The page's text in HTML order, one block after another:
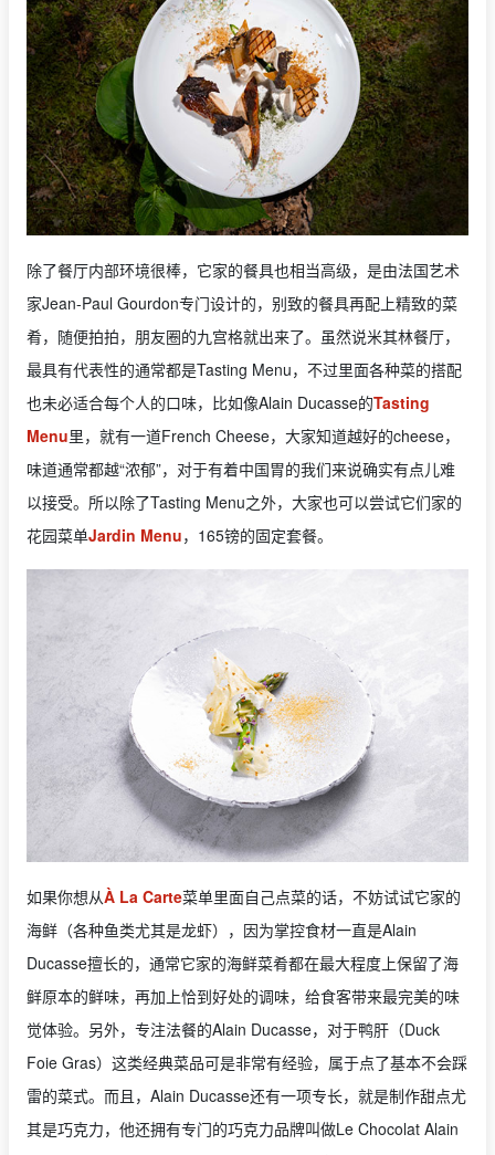
除了餐厅内部环境很棒，它家的餐具也相当高级，是由法国艺术
家Jean-Paul Gourdon专门设计的，别致的餐具再配上精致的菜
肴，随便拍拍，朋友圈的九宫格就出来了。虽然说米其林餐厅，
最具有代表性的通常都是Tasting Menu，不过里面各种菜的搭配
也未必适合每个人的口味，比如像Alain Ducasse的Tasting
Menu里，就有一道French Cheese，大家知道越好的cheese，
味道通常都越“浓郁”，对于有着中国胃的我们来说确实有点儿难
以接受。所以除了Tasting Menu之外，大家也可以尝试它们家的
花园菜单Jardin Menu，165镑的固定套餐。
如果你想从À La Carte菜单里面自己点菜的话，不妨试试它家的
海鲜（各种鱼类尤其是龙虾），因为掌控食材一直是Alain
Ducasse擅长的，通常它家的海鲜菜肴都在最大程度上保留了海
鲜原本的鲜味，再加上恰到好处的调味，给食客带来最完美的味
觉体验。另外，专注法餐的Alain Ducasse，对于鸭肝（Duck
Foie Gras）这类经典菜品可是非常有经验，属于点了基本不会踩
雷的菜式。而且，Alain Ducasse还有一项专长，就是制作甜点尤
其是巧克力，他还拥有专门的巧克力品牌叫做Le Chocolat Alain